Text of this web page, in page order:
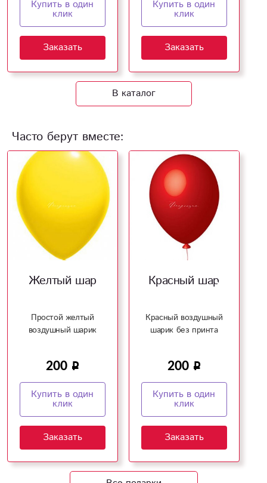
Купить в один
клик
Заказать
Купить в один
клик
Заказать
В каталог
Часто берут вместе:
Желтый шар
Простой желтый
воздушный шарик
200
Купить в один
клик
Заказать
Красный шар
Красный воздушный
шарик без принта
200
Купить в один
клик
Заказать